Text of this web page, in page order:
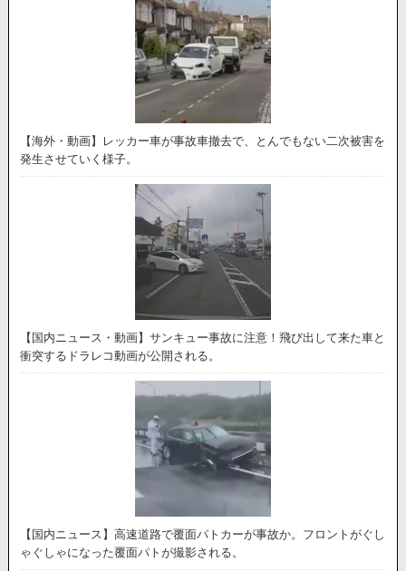
【海外・動画】レッカー車が事故車撤去で、とんでもない二次被害を
発生させていく様子。
【国内ニュース・動画】サンキュー事故に注意！飛び出して来た車と
衝突するドラレコ動画が公開される。
【国内ニュース】高速道路で覆面パトカーが事故か。フロントがぐし
ゃぐしゃになった覆面パトが撮影される。